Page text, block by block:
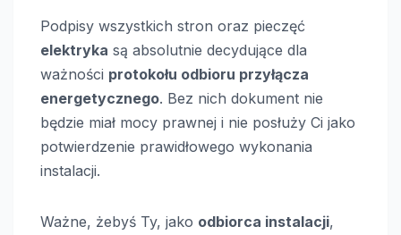
Podpisy wszystkich stron oraz pieczęć
elektryka są absolutnie decydujące dla
ważności protokołu odbioru przyłącza
energetycznego. Bez nich dokument nie
będzie miał mocy prawnej i nie posłuży Ci jako
potwierdzenie prawidłowego wykonania
instalacji.
Ważne, żebyś Ty, jako odbiorca instalacji,